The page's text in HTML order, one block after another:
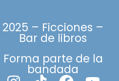
2025 – Ficciones –
Bar de libros
Forma parte de la
bandada